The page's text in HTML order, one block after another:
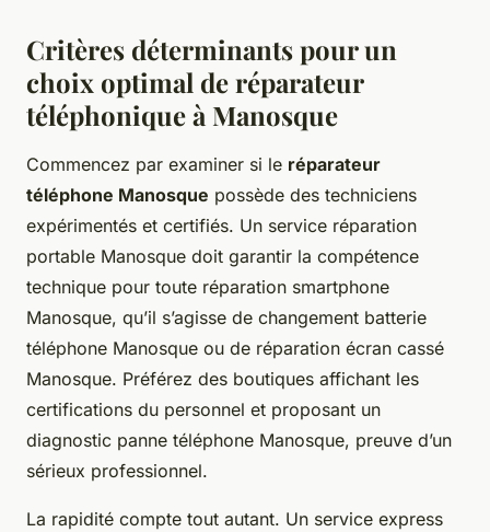
Critères déterminants pour un
choix optimal de réparateur
téléphonique à Manosque
Commencez par examiner si le réparateur
téléphone Manosque possède des techniciens
expérimentés et certifiés. Un service réparation
portable Manosque doit garantir la compétence
technique pour toute réparation smartphone
Manosque, qu’il s’agisse de changement batterie
téléphone Manosque ou de réparation écran cassé
Manosque. Préférez des boutiques affichant les
certifications du personnel et proposant un
diagnostic panne téléphone Manosque, preuve d’un
sérieux professionnel.
La rapidité compte tout autant. Un service express